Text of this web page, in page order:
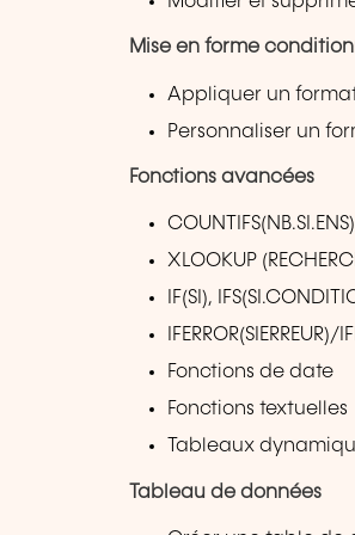
Mise en forme
Appliquer un
Personnaliser un
Fonctions avancées
XLOOKUP
IF(SI),
Fonctions de date
Fonctions textuelles
Tableaux
Tableau de données